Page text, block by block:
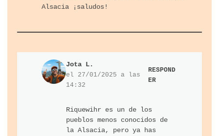
Alsacia ¡saludos!
Jota L.
el 27/01/2025 a las
14:32
RESPOND
ER
Riquewihr es un de los
pueblos menos conocidos de
la Alsacia, pero ya has